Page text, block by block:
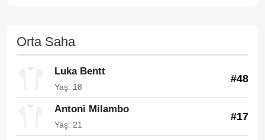
Orta Saha
Luka Bentt
Yaş: 18
#48
Antoni Milambo
Yaş: 21
#17